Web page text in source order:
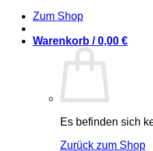
Zum Shop
Warenkorb /0,00 €
Es befinden sich
Zurück zum Shop